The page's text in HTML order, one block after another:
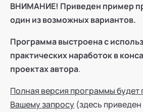
ВНИМАНИЕ! Приведен пример
один из возможных вариантов.
Программа выстроена с
практических наработок в
проектах автора.
Полная версия программы будет
Вашему запросу (здесь